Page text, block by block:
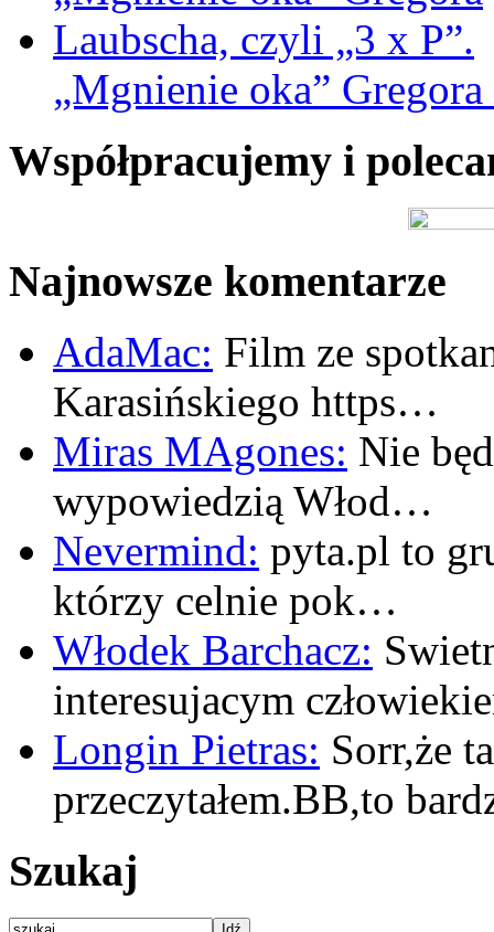
„Mgnienie oka”
Współpracujemy i
Najnowsze komentarze
AdaMac: Film ze
Karasińskiego https…
Miras MAgones: Nie
wypowiedzią Włod…
Nevermind: pyta.pl to
którzy celnie pok…
Włodek Barchacz:
interesujacym
Longin Pietras: Sorr,że
przeczytałem.BB,to
Szukaj